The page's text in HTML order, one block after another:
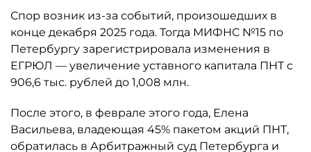
Спор возник из-за событий, произошедших в
конце декабря 2025 года. Тогда МИФНС №15 по
Петербургу зарегистрировала изменения в
ЕГРЮЛ — увеличение уставного капитала ПНТ с
906,6 тыс. рублей до 1,008 млн.
После этого, в феврале этого года, Елена
Васильева, владеющая 45% пакетом акций ПНТ,
обратилась в Арбитражный суд Петербурга и